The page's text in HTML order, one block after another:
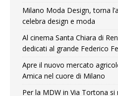
Milano Moda Design, torna
celebra design e moda
Al cinema Santa Chiara di
dedicati al grande Federico
Apre il nuovo mercato
Amica nel cuore di Milano
Per la MDW in Via Tortona